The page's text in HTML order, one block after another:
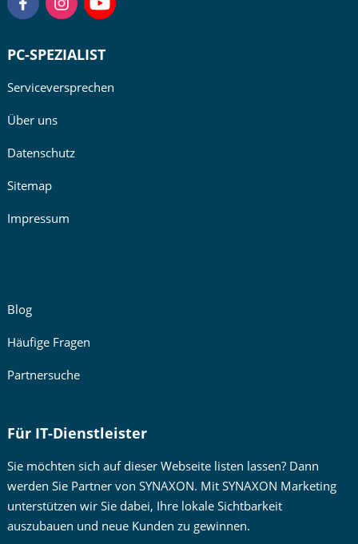
PC-SPEZIALIST
Serviceversprechen
Über uns
Datenschutz
Sitemap
Impressum
Blog
Häufige Fragen
Partnersuche
Für IT-Dienstleister
Sie möchten sich auf dieser Webseite listen lassen? Dann
werden Sie Partner von SYNAXON. Mit SYNAXON Marketing
unterstützen wir Sie dabei, Ihre lokale Sichtbarkeit
auszubauen und neue Kunden zu gewinnen.